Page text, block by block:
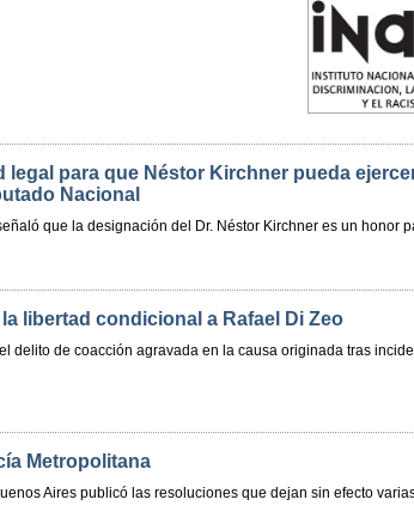
para que Néstor Kirchner pueda
Nacional
que la designación del Dr. Néstor Kirchner es un honor
libertad condicional a Rafael Di Zeo
delito de coacción agravada en la causa originada tras
Metropolitana
Aires publicó las resoluciones que dejan sin efecto